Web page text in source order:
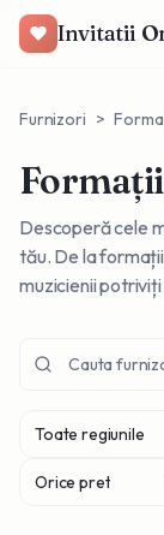
Invitatii
Furnizori >
Descoperă cele
tău. De la
muzicienii
Toate regiunile
Orice pret